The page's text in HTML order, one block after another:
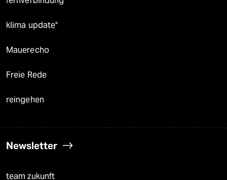
klima update°
Mauerecho
Freie Rede
reingehen
Newsletter
team zukunft